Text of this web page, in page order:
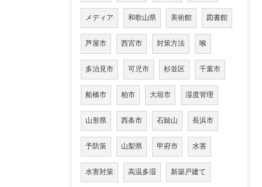
メディア 和歌山県 美術館 図書館
芦屋市 西宮市 対策方法 喉
多治見市 可児市 杉並区 千葉市
船橋市 柏市 大垣市 湿度管理
山形県 西条市 石鎚山 長浜市
予防策 山梨県 甲府市 水害
水害対策 高温多湿 新築戸建て